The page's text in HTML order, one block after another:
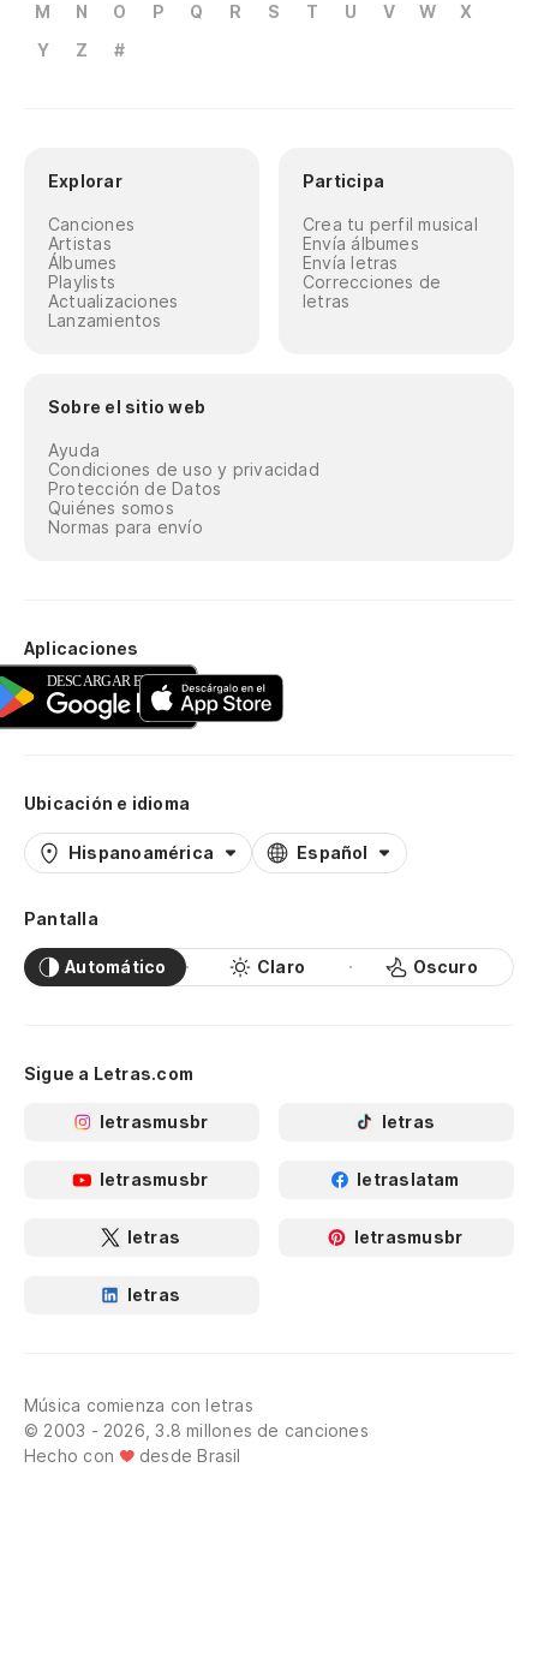
M
N O P Q R S T U V W
X
Y
Z #
Explorar
Canciones
Artistas
Álbumes
Playlists
Actualizaciones
Lanzamientos
Participa
Crea tu perfil musical
Envía álbumes
Envía letras
Correcciones de
letras
Sobre el sitio web
Ayuda
Condiciones de uso y privacidad
Protección de Datos
Quiénes somos
Normas para envío
Aplicaciones
Ubicación e idioma
Hispanoamérica Español
Pantalla
Automático Claro Oscuro
Sigue a Letras.com
letrasmusbr letras
letrasmusbr letraslatam
letras letrasmusbr
letras
Música comienza con letras
© 2003 - 2026, 3.8 millones de canciones
Hecho con
desde Brasil